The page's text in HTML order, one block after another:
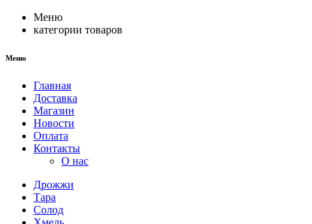
Меню
категории товаров
Меню
Главная
Доставка
Магазин
Новости
Оплата
Контакты
О нас
Дрожжи
Тара
Солод